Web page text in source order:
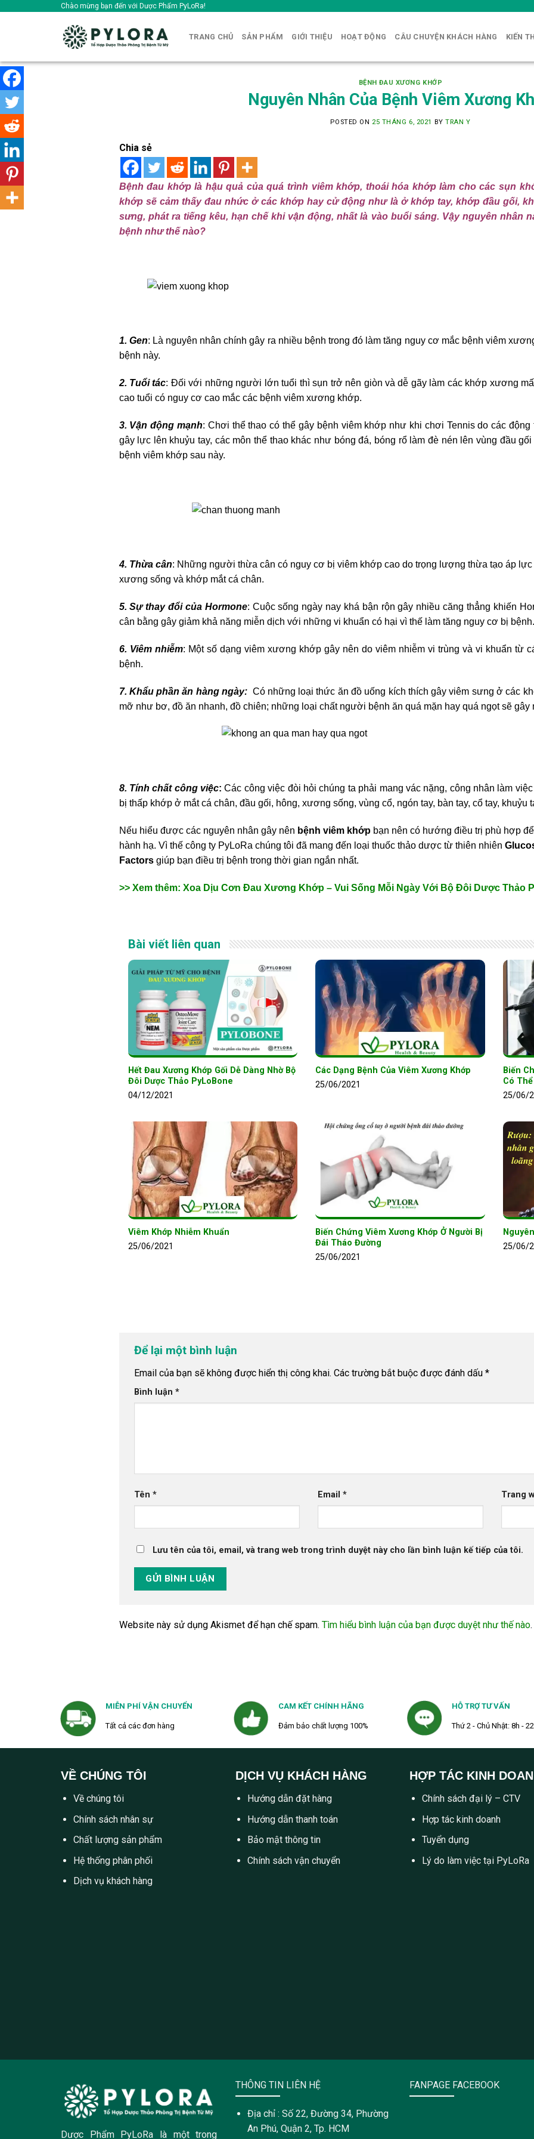
Chào mừng bạn đến với Dược Phẩm PyLoRa!
TRANG CHỦ SẢN PHẨM GIỚI THIỆU HOẠT ĐỘNG CÂU CHUYỆN KHÁCH HÀNG KIẾN
BỆNH ĐAU XƯƠNG KHỚP
Nguyên Nhân Của Bệnh Viêm Xương
POSTED ON 25 THÁNG 6, 2021 BYTRAN Y
Chia sẻ
Bệnh đau khớp là hậu quả của quá trình viêm khớp, thoái hóa khớp làm cho các sụn
khớp sẽ cảm thấy đau nhức ở các khớp hay cử động như là ở khớp tay, khớp đầu gối,
sưng, phát ra tiếng kêu, hạn chế khi vận động, nhất là vào buổi sáng. Vậy nguyên nhân
bệnh như thế nào?
1. Gen: Là nguyên nhân chính gây ra nhiều bệnh trong đó làm tăng nguy cơ mắc bệnh viêm
bệnh này.
2. Tuổi tác: Đối với những người lớn tuổi thì sụn trở nên giòn và dễ gãy làm các khớp xương
cao tuổi có nguy cơ cao mắc các bệnh viêm xương khớp.
3. Vận động mạnh: Chơi thể thao có thể gây bệnh viêm khớp như khi chơi Tennis do các
gây lực lên khuỷu tay, các môn thể thao khác như bóng đá, bóng rổ làm đè nén lên vùng đầu
bệnh viêm khớp sau này.
4. Thừa cân: Những người thừa cân có nguy cơ bị viêm khớp cao do trọng lượng thừa tạo áp
xương sống và khớp mắt cá chân.
5. Sự thay đổi của Hormone: Cuộc sống ngày nay khá bận rộn gây nhiều căng thẳng khiến
cân bằng gây giảm khả năng miễn dịch với những vi khuẩn có hại vì thế làm tăng nguy cơ bị bệnh.
6. Viêm nhiễm: Một số dạng viêm xương khớp gây nên do viêm nhiễm vi trùng và vi khuẩn từ
bệnh.
7. Khẩu phần ăn hàng ngày:Có những loại thức ăn đồ uống kích thích gây viêm sưng ở các
mỡ như bơ, đồ ăn nhanh, đồ chiên; những loại chất người bệnh ăn quá mặn hay quá ngọt sẽ
8. Tính chất công việc: Các công việc đòi hỏi chúng ta phải mang vác nặng, công nhân làm
bị thấp khớp ở mắt cá chân, đầu gối, hông, xương sống, vùng cổ, ngón tay, bàn tay, cổ tay, khuỷu
Nếu hiểu được các nguyên nhân gây nên bệnh viêm khớpbạn nên có hướng điều trị phù hợp
hành hạ. Vì thế công ty PyLoRa chúng tôi đã mang đến loại thuốc thảo dược từ thiên nhiên
Factors giúp bạn điều trị bệnh trong thời gian ngắn nhất.
>> Xem thêm: Xoa Dịu Cơn Đau Xương Khớp – Vui Sống Mỗi Ngày Với Bộ Đôi Dược Thảo
Bài viết liên quan
Hết Đau Xương Khớp Gối Dễ Dàng Nhờ Bộ
Đôi Dược Thảo PyLoBone
04/12/2021
Các Dạng Bệnh Của Viêm Xương Khớp
25/06/2021
Biến
Có
25/06/
Viêm Khớp Nhiễm Khuẩn
25/06/2021
Biến Chứng Viêm Xương Khớp Ở Người Bị
Đái Tháo Đường
25/06/2021
25/06/
Để lại một bình luận
Email của bạn sẽ không được hiển thị công khai. Các trường bắt buộc được đánh dấu *
Bình luận *
Tên * Email * Trang
Lưu tên của tôi, email, và trang web trong trình duyệt này cho lần bình luận kế tiếp của tôi.
Website này sử dụng Akismet để hạn chế spam. Tìm hiểu bình luận của bạn được duyệt như thế nào.
MIỄN PHÍ VẬN CHUYỂN
Tất cả các đơn hàng
CAM KẾT CHÍNH HÃNG
Đảm bảo chất lượng 100%
HỖ TRỢ TƯ VẤN
Thứ 2 - Chủ Nhật: 8h -
VỀ CHÚNG TÔI
Về chúng tôi
Chính sách nhân sự
Chất lượng sản phẩm
Hệ thống phân phối
Dịch vụ khách hàng
DỊCH VỤ KHÁCH HÀNG
Hướng dẫn đặt hàng
Hướng dẫn thanh toán
Bảo mật thông tin
Chính sách vận chuyển
HỢP TÁC KINH
Chính sách đại lý – CTV
Hợp tác kinh doanh
Tuyển dụng
Lý do làm việc tại PyLoRa
Dược Phẩm PyLoRa là một trong
THÔNG TIN LIÊN HỆ
Địa chỉ : Số 22, Đường 34, Phường
An Phú, Quận 2, Tp. HCM
FANPAGE FACEBOOK